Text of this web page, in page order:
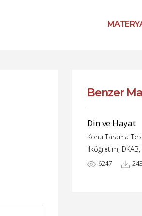
Benzer
Din ve Hayat
Konu Tarama
İlköğretim, DKAB,
6247